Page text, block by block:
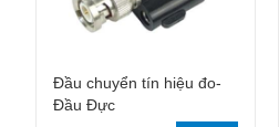
Giỏ hàng
Đầu chuyển tín hiệu đo-
Đầu Đực